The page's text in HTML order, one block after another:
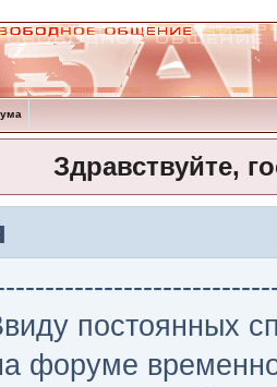
Здравствуйте,
постоянных
форуме